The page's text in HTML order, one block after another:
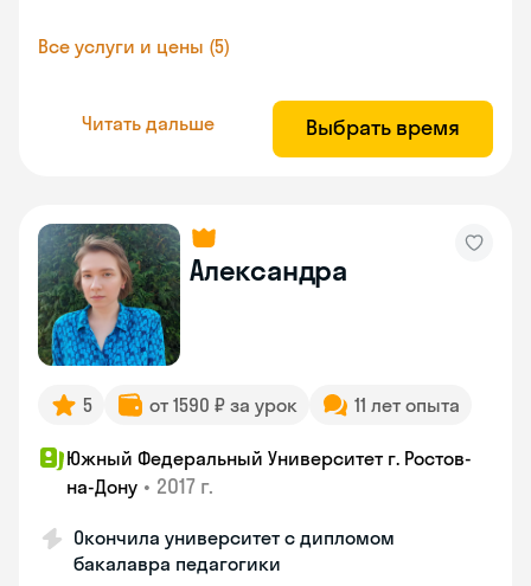
Все услуги и цены (5)
Читать дальше Выбрать время
Александра
5 от 1590 ₽ за урок 11 лет опыта
Южный Федеральный Университет г. Ростов-
на-Дону • 2017 г.
Окончила университет с дипломом
бакалавра педагогики